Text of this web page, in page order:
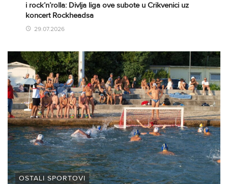
i rock’n’rolla: Divlja liga ove subote u Crikvenici uz
koncert Rockheadsa
29.07.2026
OSTALI SPORTOVI